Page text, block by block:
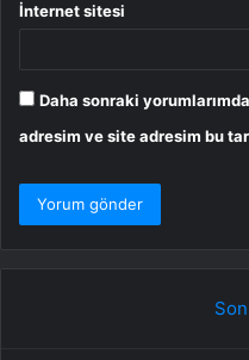
İnternet sitesi
Daha sonraki
adresim ve site adresim bu